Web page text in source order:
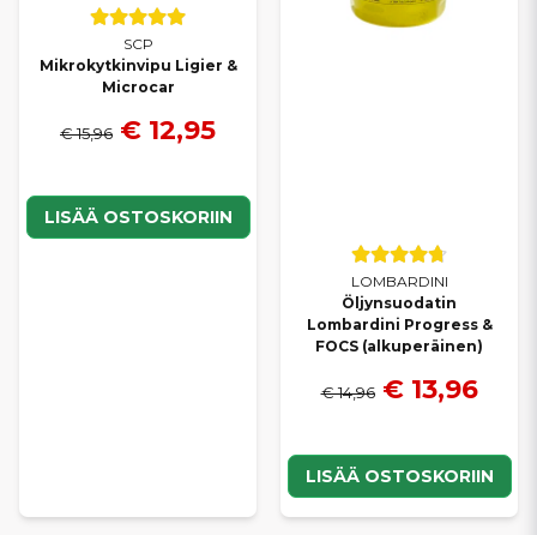
SCP
Mikrokytkinvipu Ligier &
Microcar
€ 15,96 € 12,95
LISÄÄ OSTOSKORIIN
LOMBARDINI
Öljynsuodatin
Lombardini Progress &
FOCS (alkuperäinen)
€ 14,96 € 13,96
LISÄÄ OSTOSKORIIN